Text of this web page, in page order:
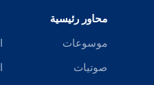
أسماء بن خارجة
حسان بن مالك
محاور رئيسية
موسوعات
صوتيات